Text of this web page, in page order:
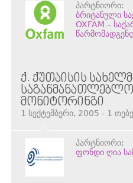
პარტნიორი:
ბრიტანული
OXFAM –
Ქ. ᲥᲣᲗᲐᲘᲡᲘᲡ
ᲛᲝᲜᲘᲢᲝᲠᲘᲜᲒᲘ
1 სექტემბერი, 2005 - 1
პარტნიორი:
ფონდი ღია